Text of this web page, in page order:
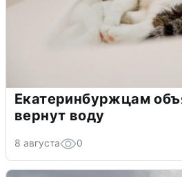
Екатеринбуржцам
вернут воду
8 августа 0